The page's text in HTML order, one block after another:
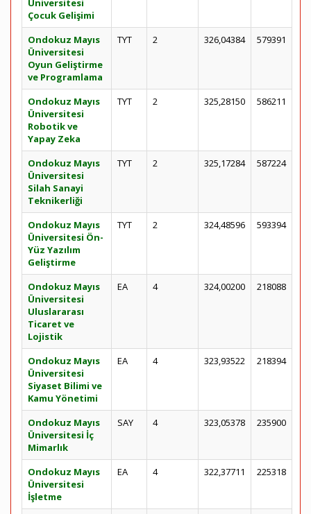
Üniversitesi
Çocuk Gelişimi
Ondokuz Mayıs
Üniversitesi
Oyun Geliştirme
ve Programlama
TYT 2 326,04384 579391
Ondokuz Mayıs
Üniversitesi
Robotik ve
Yapay Zeka
TYT 2 325,28150 586211
Ondokuz Mayıs
Üniversitesi
Silah Sanayi
Teknikerliği
TYT 2 325,17284 587224
Ondokuz Mayıs
Üniversitesi Ön-
Yüz Yazılım
Geliştirme
TYT 2 324,48596 593394
Ondokuz Mayıs
Üniversitesi
Uluslararası
Ticaret ve
Lojistik
EA 4 324,00200 218088
Ondokuz Mayıs
Üniversitesi
Siyaset Bilimi ve
Kamu Yönetimi
EA 4 323,93522 218394
Ondokuz Mayıs
Üniversitesi İç
Mimarlık
SAY 4 323,05378 235900
Ondokuz Mayıs
Üniversitesi
İşletme
EA 4 322,37711 225318